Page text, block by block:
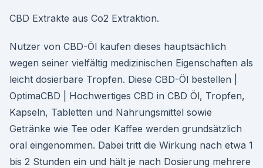
CBD Extrakte aus Co2 Extraktion.
Nutzer von CBD-Öl kaufen dieses hauptsächlich
wegen seiner vielfältig medizinischen Eigenschaften als
leicht dosierbare Tropfen. Diese CBD-Öl bestellen |
OptimaCBD | Hochwertiges CBD in CBD Öl, Tropfen,
Kapseln, Tabletten und Nahrungsmittel sowie
Getränke wie Tee oder Kaffee werden grundsätzlich
oral eingenommen. Dabei tritt die Wirkung nach etwa 1
bis 2 Stunden ein und hält je nach Dosierung mehrere